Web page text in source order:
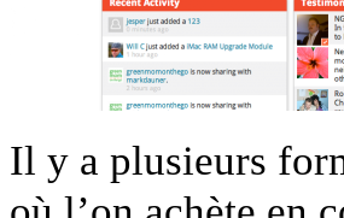
Il y a plusieurs